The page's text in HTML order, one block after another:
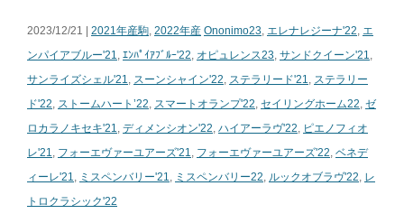
2023/12/21 | 2021年産駒 2022年産 Ononimo23 エレナレジーナ'22 エ
ンパイアブルー'21
ｴﾝﾊﾟｲｱﾌﾞﾙｰ'22 オピュレンス23 サンドクイーン'21
サンライズシェル'21
スーンシャイン'22 ステラリード'21
ステラリー
ド'22
ストームハート’22 スマートオランプ'22 セイリングホーム22 ゼ
ロカラノキセキ'21
ディメンシオン'22 ハイアーラヴ'22
ピエノフィオ
レ'21
フォーエヴァーユアーズ'21 フォーエヴァーユアーズ'22 ベネデ
ィーレ'21
ミスペンバリー'21 ミスペンバリー22 ルックオブラヴ'22 レ
トロクラシック'22